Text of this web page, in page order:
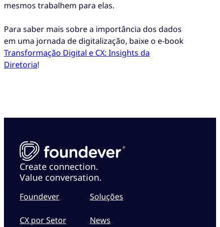
mesmos trabalhem para elas.
Para saber mais sobre a importância dos dados
em uma jornada de digitalização, baixe o e-book
Transformação Digital e CX: Insights da
Diretoria!
Create connection.
Value conversation.
Foundever
CX por Setor
Soluções
News